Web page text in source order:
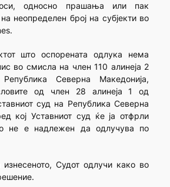
односно прашања или пак
неопределен број на субјекти во
што оспорената одлука нема
во смисла на член 110 алинеја 2
Северна Македонија,
од член 28 алинеја 1 од
суд на Република Северна
кој Уставниот суд ќе ја отфрли
не е надлежен да одлучува по
Судот одлучи како во